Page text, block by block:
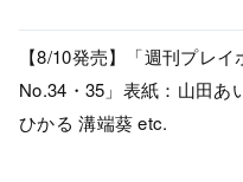
【8/10発売】「週刊プレ
No.34・35」表紙：山田あ
ひかる 溝端葵 etc.